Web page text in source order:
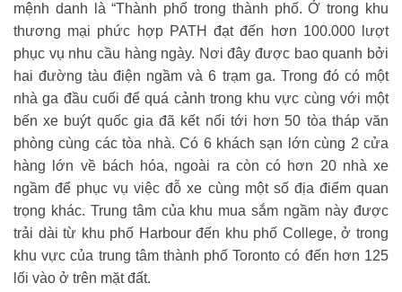
mệnh danh là “Thành phố trong thành phố. Ở trong khu
thương mại phức hợp PATH đạt đến hơn 100.000 lượt
phục vụ nhu cầu hàng ngày. Nơi đây được bao quanh bởi
hai đường tàu điện ngầm và 6 trạm ga. Trong đó có một
nhà ga đầu cuối để quá cảnh trong khu vực cùng với một
bến xe buýt quốc gia đã kết nối tới hơn 50 tòa tháp văn
phòng cùng các tòa nhà. Có 6 khách sạn lớn cùng 2 cửa
hàng lớn về bách hóa, ngoài ra còn có hơn 20 nhà xe
ngầm để phục vụ việc đỗ xe cùng một số địa điểm quan
trọng khác. Trung tâm của khu mua sắm ngầm này được
trải dài từ khu phố Harbour đến khu phố College, ở trong
khu vực của trung tâm thành phố Toronto có đến hơn 125
lối vào ở trên mặt đất.